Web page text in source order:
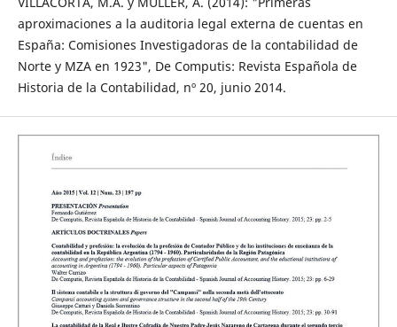
aproximaciones a la auditoria legal externa de cuentas en
España: Comisiones Investigadoras de la contabilidad de
Norte y MZA en 1923", De Computis: Revista Española de
Historia de la Contabilidad, nº 20, junio 2014.